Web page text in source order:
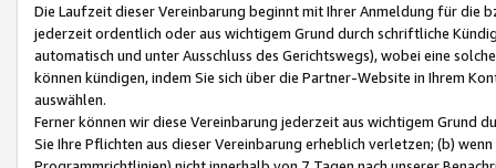
Die Laufzeit dieser Vereinbarung beginnt mit Ihrer Anmeldung für die
jederzeit ordentlich oder aus wichtigem Grund durch schriftliche
automatisch und unter Ausschluss des Gerichtswegs), wobei eine
können kündigen, indem Sie sich über die Partner-Website in Ihrem
auswählen.
Ferner können wir diese Vereinbarung jederzeit aus wichtigem Grund
Sie Ihre Pflichten aus dieser Vereinbarung erheblich verletzen; (b)